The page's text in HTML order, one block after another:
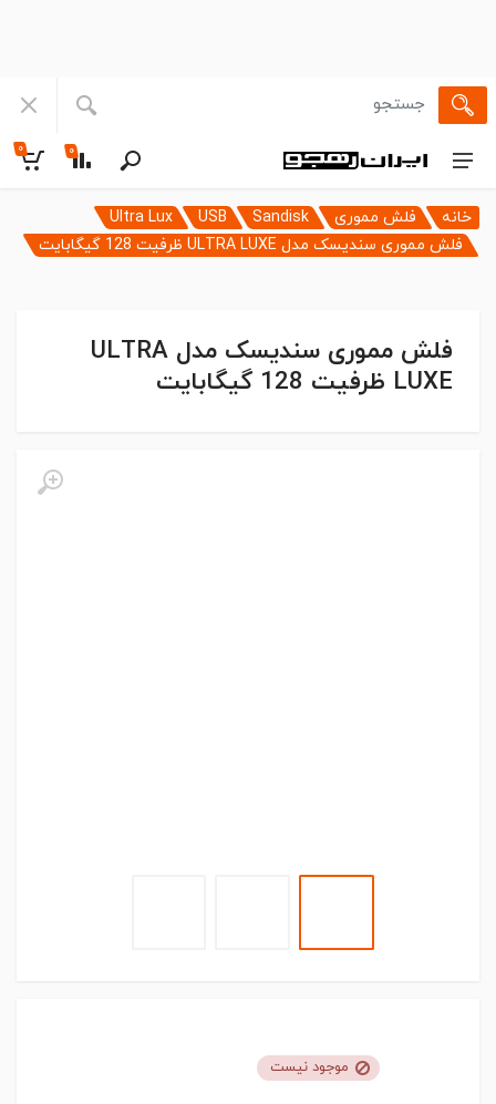
۰ ۰
خانه فلش مموری Sandisk
USB
Ultra Lux
فلش مموری سندیسک مدل ULTRA LUXE ظرفیت 128 گیگابایت
فلش مموری سندیسک مدل ULTRA
LUXE ظرفیت 128 گیگابایت
موجود نیست